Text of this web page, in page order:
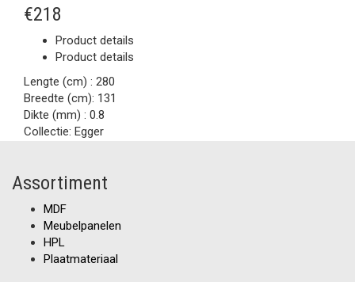
€218
Product details
Product details
Lengte (cm) : 280
Breedte (cm): 131
Dikte (mm) : 0.8
Collectie: Egger
Assortiment
MDF
Meubelpanelen
HPL
Plaatmateriaal